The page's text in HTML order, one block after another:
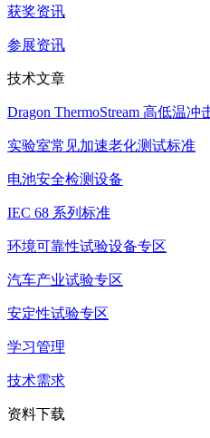
获奖资讯
参展资讯
技术文章
Dragon ThermoStream 高低温冲
实验室常见加速老化测试标准
电池安全检测设备
IEC 68 系列标准
环境可靠性试验设备专区
汽车产业试验专区
安定性试验专区
学习管理
技术需求
资料下载